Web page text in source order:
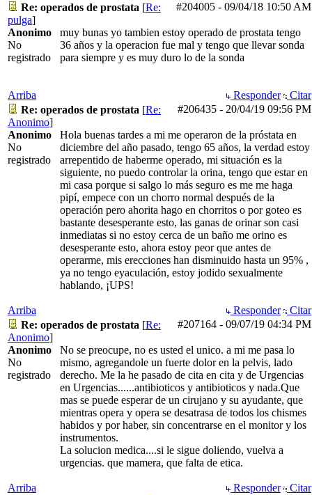
#204005 - 09/04/18 10:50 AM
Re: operados de prostata [Re:
pulga]
Anonimo
No
registrado
muy bunas yo tambien estoy operado de prostata tengo
36 años y la operacion fue mal y tengo que llevar sonda
para siempre y es muy duro lo de la sonda
Arriba Responder
Citar
#206435 - 20/04/19 09:56 PM
Re: operados de prostata [Re:
Anonimo]
Anonimo
No
registrado
Hola buenas tardes a mi me operaron de la próstata en
diciembre del año pasado, tengo 65 años, la verdad estoy
arrepentido de haberme operado, mi situación es la
siguiente, no puedo controlar la orina, tengo que estar en
mi casa porque si salgo lo más seguro es me me haga
pipí, empece con un chorro normal después de la
operación pero ahorita hago en chorritos o por goteo es
bastante desesperante esto, las ganas de orinar son casi
inmediatas si no estoy cerca de un baño me orino es
desesperante esto, ahora estoy peor que antes de
operarme, mis erecciones han disminuido hasta un 95% ,
ya no tengo eyaculación, estoy jodido sexualmente
hablando, ¡UPS!
Arriba Responder
Citar
#207164 - 09/07/19 04:34 PM
Re: operados de prostata [Re:
Anonimo]
Anonimo
No
registrado
No se preocupe, no es usted el unico. a mi me pasa lo
mismo, agregandole un fuerte dolor en la pelvis, lado
derecho. Me la he pasado de cita en cita y de Urgencias
en Urgencias......antibioticos y antibioticos y nada.Que
mas se puede esperar de un cirujano y su ayudante, que
mientras opera y opera se desatrasa de todos los chismes
habidos y por haber, sin concentrarse en el monitor y los
instrumentos.
La solucion medica....si le sigue doliendo, vuelva a
urgencias. que mamera, que falta de etica.
Arriba Responder
Citar